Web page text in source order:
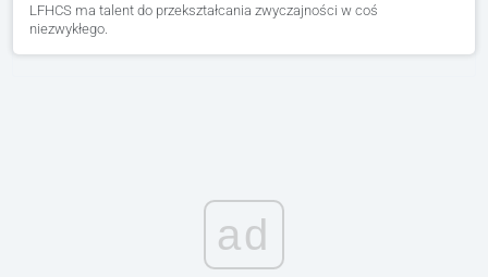
LFHCS ma talent do przekształcania zwyczajności w coś
niezwykłego.
ad